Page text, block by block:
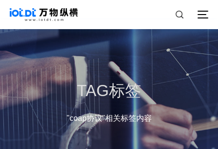
TAG标签
"coap协议"相关标签内容